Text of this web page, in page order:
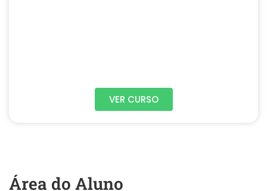
VER CURSO
Área do Aluno